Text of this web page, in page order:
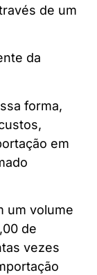
de um
da
forma,
em
um volume
de
vezes